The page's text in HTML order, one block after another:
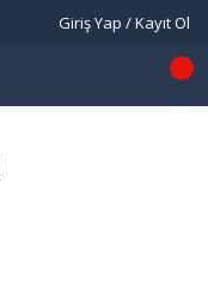
Giriş Yap / Kayıt Ol